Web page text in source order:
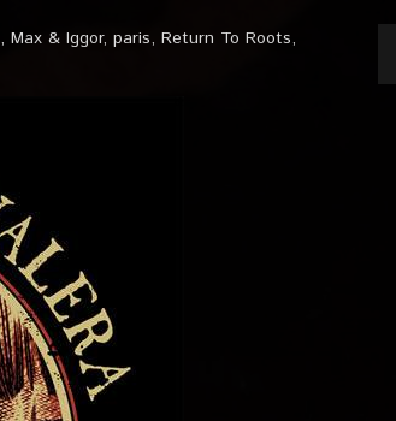
, Max & Iggor, paris, Return To Roots,